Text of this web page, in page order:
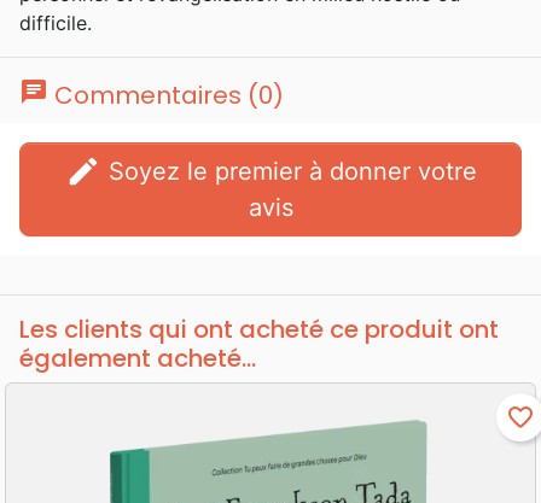
difficile.
chat Commentaires (0)
edit
avis
Les clients qui ont acheté ce produit ont
également acheté...
favorite_border